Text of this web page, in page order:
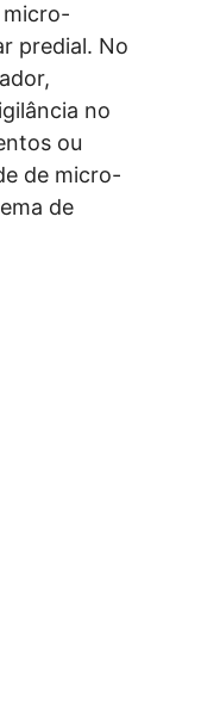
micro-
predial. No
no
ou
de micro-
de